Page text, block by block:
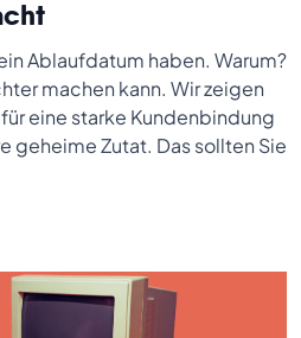
Ablaufdatum haben. Warum?
machen kann. Wir zeigen
eine starke Kundenbindung
geheime Zutat. Das sollten Sie